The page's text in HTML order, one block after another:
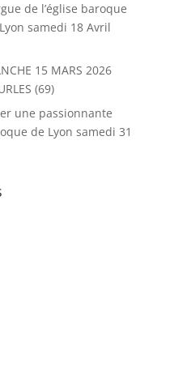
de l’église baroque
samedi 18 Avril
15 MARS 2026
(69)
une passionnante
de Lyon samedi 31